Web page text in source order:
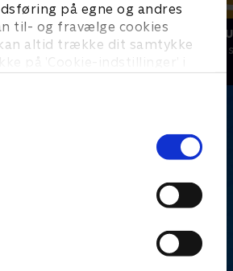
på egne og andres
til- og fravælge cookies
altid trække dit samtykke
på ’Cookie-indstillinger’ i
Miniteve:
Børneserier • 1